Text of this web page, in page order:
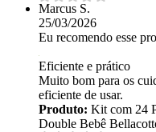
Marcus S.
25/03/2026
Eu recomendo esse
Eficiente e prático
Muito bom para os
eficiente de usar.
Produto: Kit com 24
Double Bebê